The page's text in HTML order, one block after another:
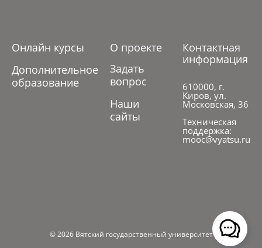
Онлайн курсы
Дополнительное
образование
О проекте
Задать
вопрос
Наши
сайты
Контактная
информация
610000, г.
Киров, ул.
Московская, 36
Техническая
поддержка:
mooc@vyatsu.ru
© 2026 Вятский государственный университет